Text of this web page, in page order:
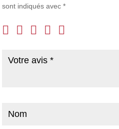
sont indiqués avec*